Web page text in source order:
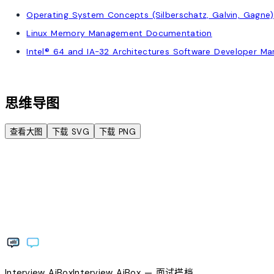
Operating System Concepts (Silberschatz, Galvin, Gagne)
Linux Memory Management Documentation
Intel® 64 and IA-32 Architectures Software Developer
思维导图
查看大图 下载 SVG 下载 PNG